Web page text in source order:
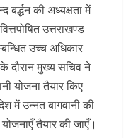
की अध्यक्षता में
उत्तराखण्ड
उच्च अधिकार
दौरान मुख्य सचिव ने
योजना तैयार किए
में उन्नत बागवानी की
तैयार की जाएँ।